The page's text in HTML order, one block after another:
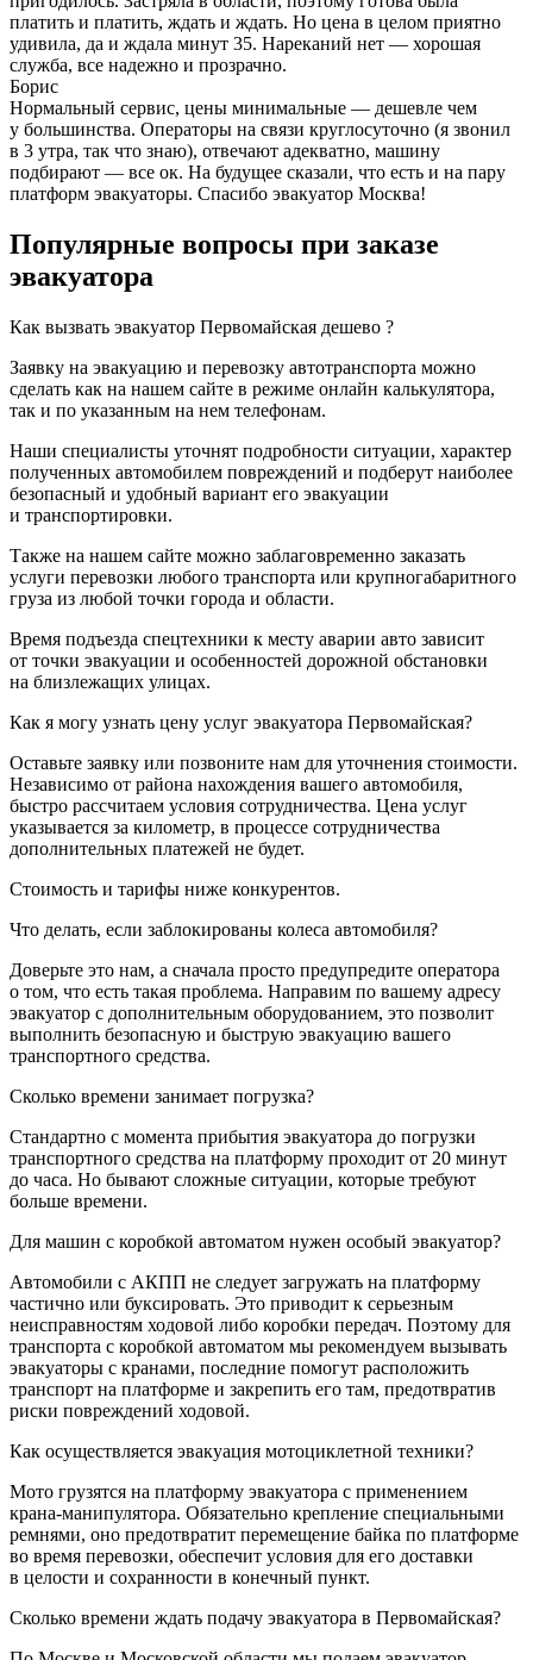
платить и платить, ждать и ждать. Но цена в целом приятно
удивила, да и ждала минут 35. Нареканий нет — хорошая
служба, все надежно и прозрачно.
Борис
Нормальный сервис, цены минимальные — дешевле чем
у большинства. Операторы на связи круглосуточно (я звонил
в 3 утра, так что знаю), отвечают адекватно, машину
подбирают — все ок. На будущее сказали, что есть и на пару
платформ эвакуаторы. Спасибо эвакуатор Москва!
Популярные вопросы при заказе
эвакуатора
Как вызвать эвакуатор Первомайская дешево ?
Заявку на эвакуацию и перевозку автотранспорта можно
сделать как на нашем сайте в режиме онлайн калькулятора,
так и по указанным на нем телефонам.
Наши специалисты уточнят подробности ситуации, характер
полученных автомобилем повреждений и подберут наиболее
безопасный и удобный вариант его эвакуации
и транспортировки.
Также на нашем сайте можно заблаговременно заказать
услуги перевозки любого транспорта или крупногабаритного
груза из любой точки города и области.
Время подъезда спецтехники к месту аварии авто зависит
от точки эвакуации и особенностей дорожной обстановки
на близлежащих улицах.
Как я могу узнать цену услуг эвакуатора Первомайская?
Оставьте заявку или позвоните нам для уточнения стоимости.
Независимо от района нахождения вашего автомобиля,
быстро рассчитаем условия сотрудничества. Цена услуг
указывается за километр, в процессе сотрудничества
дополнительных платежей не будет.
Стоимость и тарифы ниже конкурентов.
Что делать, если заблокированы колеса автомобиля?
Доверьте это нам, а сначала просто предупредите оператора
о том, что есть такая проблема. Направим по вашему адресу
эвакуатор с дополнительным оборудованием, это позволит
выполнить безопасную и быструю эвакуацию вашего
транспортного средства.
Сколько времени занимает погрузка?
Стандартно с момента прибытия эвакуатора до погрузки
транспортного средства на платформу проходит от 20 минут
до часа. Но бывают сложные ситуации, которые требуют
больше времени.
Для машин с коробкой автоматом нужен особый эвакуатор?
Автомобили с АКПП не следует загружать на платформу
частично или буксировать. Это приводит к серьезным
неисправностям ходовой либо коробки передач. Поэтому для
транспорта с коробкой автоматом мы рекомендуем вызывать
эвакуаторы с кранами, последние помогут расположить
транспорт на платформе и закрепить его там, предотвратив
риски повреждений ходовой.
Как осуществляется эвакуация мотоциклетной техники?
Мото грузятся на платформу эвакуатора с применением
крана-манипулятора. Обязательно крепление специальными
ремнями, оно предотвратит перемещение байка по платформе
во время перевозки, обеспечит условия для его доставки
в целости и сохранности в конечный пункт.
Сколько времени ждать подачу эвакуатора в Первомайская?